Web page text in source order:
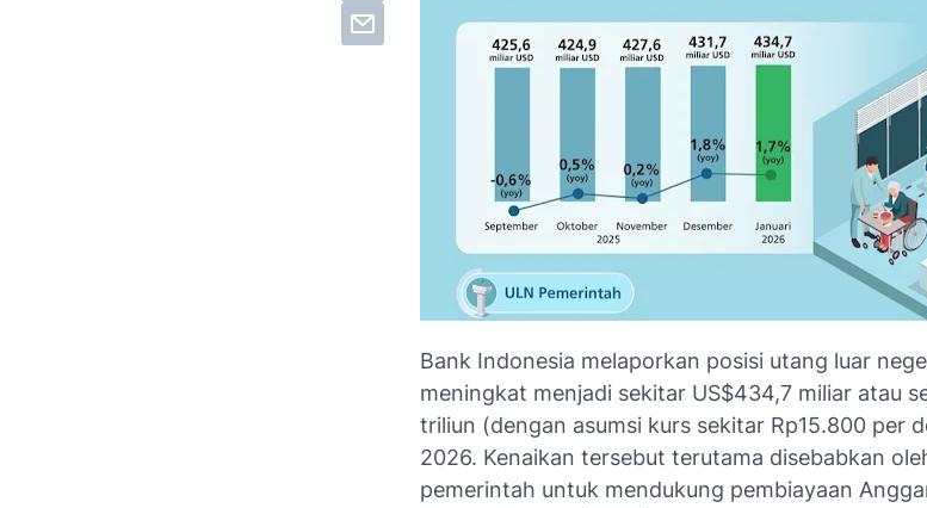
Bank Indonesia melaporkan posisi utang luar
meningkat menjadi sekitar US$434,7 miliar atau
triliun (dengan asumsi kurs sekitar Rp15.800 per
2026. Kenaikan tersebut terutama disebabkan
pemerintah untuk mendukung pembiayaan